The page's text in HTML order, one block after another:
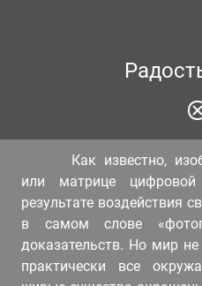
Как известно,
или матрице
результате воздействия
в самом слове
доказательств. Но мир
практически все